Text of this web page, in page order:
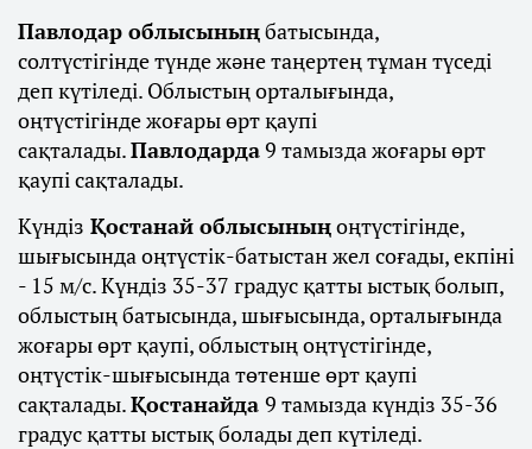
Павлодар облысыныңбатысында,
солтүстігінде түнде және таңертең тұман түседі
деп күтіледі. Облыстың орталығында,
оңтүстігінде жоғары өрт қаупі
сақталады.Павлодарда9 тамызда жоғары өрт
қаупі сақталады.
Күндіз Қостанай облысыныңоңтүстігінде,
шығысында оңтүстік-батыстан жел соғады, екпіні
- 15 м/с. Күндіз 35-37 градус қатты ыстық болып,
облыстың батысында, шығысында, орталығында
жоғары өрт қаупі, облыстың оңтүстігінде,
оңтүстік-шығысында төтенше өрт қаупі
сақталады.Қостанайда 9 тамызда күндіз 35-36
градус қатты ыстық болады деп күтіледі.